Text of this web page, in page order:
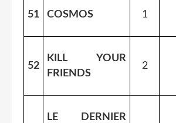
51 COSMOS 1
52
KILL YOUR
FRIENDS
2
LE DERNIER